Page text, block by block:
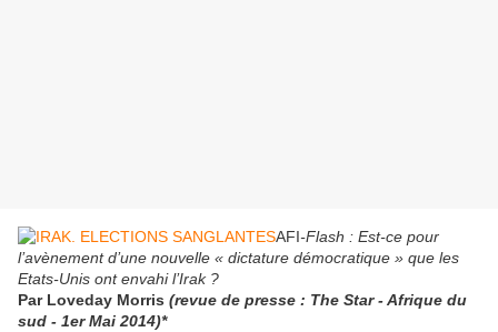
AFI-Flash : Est-ce pour
l’avènement d’une nouvelle « dictature démocratique » que les
Etats-Unis ont envahi l’Irak ?
Par Loveday Morris (revue de presse : The Star - Afrique du
sud - 1er Mai 2014)*